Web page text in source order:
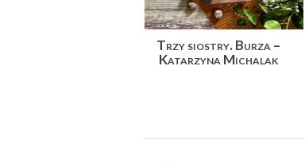
Trzy siostry. Burza –
Katarzyna Michalak